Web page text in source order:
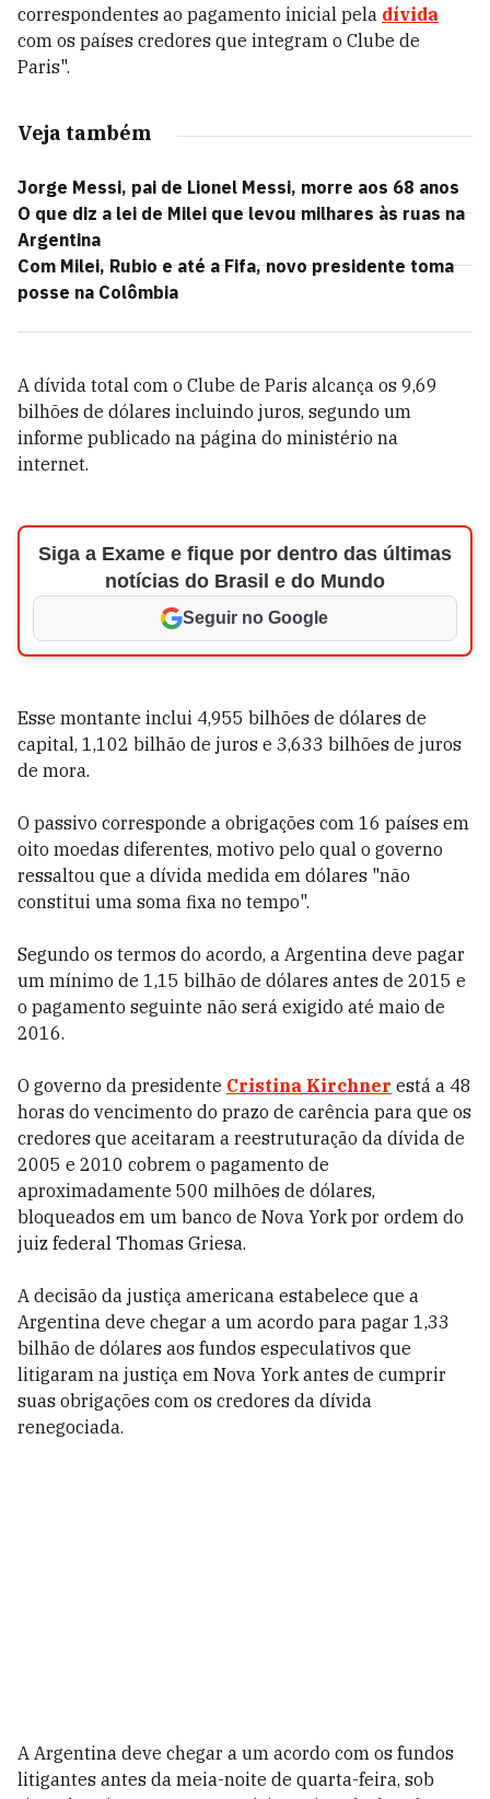
correspondentes ao pagamento inicial pela dívida
com os países credores que integram o Clube de
Paris".
Veja também
Jorge Messi, pai de Lionel Messi, morre aos 68 anos
O que diz a lei de Milei que levou milhares às ruas na
Argentina
Com Milei, Rubio e até a Fifa, novo presidente toma
posse na Colômbia
A dívida total com o Clube de Paris alcança os 9,69
bilhões de dólares incluindo juros, segundo um
informe publicado na página do ministério na
internet.
Siga a Exame e fique por dentro das últimas
notícias do Brasil e do Mundo
Seguir no Google
Esse montante inclui 4,955 bilhões de dólares de
capital, 1,102 bilhão de juros e 3,633 bilhões de juros
de mora.
O passivo corresponde a obrigações com 16 países em
oito moedas diferentes, motivo pelo qual o governo
ressaltou que a dívida medida em dólares "não
constitui uma soma fixa no tempo".
Segundo os termos do acordo, a Argentina deve pagar
um mínimo de 1,15 bilhão de dólares antes de 2015 e
o pagamento seguinte não será exigido até maio de
2016.
O governo da presidente Cristina Kirchner está a 48
horas do vencimento do prazo de carência para que os
credores que aceitaram a reestruturação da dívida de
2005 e 2010 cobrem o pagamento de
aproximadamente 500 milhões de dólares,
bloqueados em um banco de Nova York por ordem do
juiz federal Thomas Griesa.
A decisão da justiça americana estabelece que a
Argentina deve chegar a um acordo para pagar 1,33
bilhão de dólares aos fundos especulativos que
litigaram na justiça em Nova York antes de cumprir
suas obrigações com os credores da dívida
renegociada.
A Argentina deve chegar a um acordo com os fundos
litigantes antes da meia-noite de quarta-feira, sob